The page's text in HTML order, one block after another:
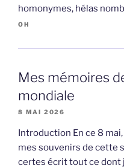
homonymes, hélas
OH
Mes mémoires
mondiale
8 MAI 2026
Introduction En ce 8
mes souvenirs de cette
certes écrit tout ce dont